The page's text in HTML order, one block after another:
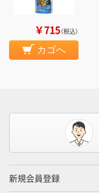
￥715（税込）
カゴへ
新規会員登録